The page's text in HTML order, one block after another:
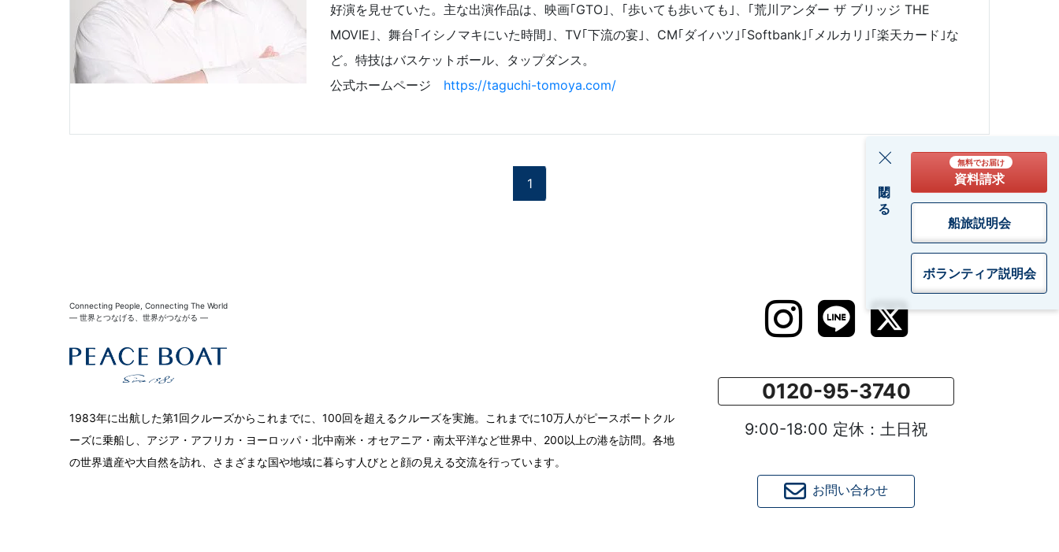
閉じる
無料でお届け
資料請求
船旅説明会
ボランティア説明会
好演を見せていた。主な出演作品は、映画｢GTO｣、｢歩いても歩いても｣、｢荒川アンダー ザ ブリッジ THE
MOVIE｣、舞台｢イシノマキにいた時間｣、TV｢下流の宴｣、CM｢ダイハツ｣｢Softbank｣｢メルカリ｣｢楽天カード｣な
ど。特技はバスケットボール、タップダンス。
公式ホームページ https://taguchi-tomoya.com/
1
0120-95-3740
9:00-18:00 定休：土日祝
お問い合わせ
Connecting People, Connecting The World
― 世界とつなげる、世界がつながる ―
1983年に出航した第1回クルーズからこれまでに、100回を超えるクルーズを実施。これまでに10万人がピースボートクル
ーズに乗船し、アジア・アフリカ・ヨーロッパ・北中南米・オセアニア・南太平洋など世界中、200以上の港を訪問。各地
の世界遺産や大自然を訪れ、さまざまな国や地域に暮らす人びとと顔の見える交流を行っています。